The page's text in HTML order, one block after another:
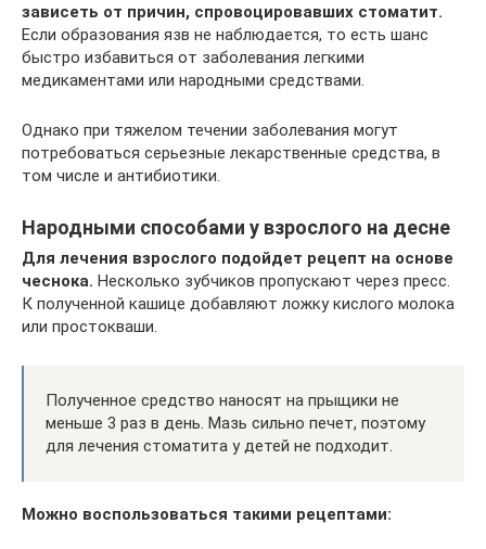
зависеть от причин, спровоцировавших стоматит.
Если образования язв не наблюдается, то есть шанс
быстро избавиться от заболевания легкими
медикаментами или народными средствами.
Однако при тяжелом течении заболевания могут
потребоваться серьезные лекарственные средства, в
том числе и антибиотики.
Народными способами у взрослого на десне
Для лечения взрослого подойдет рецепт на основе
чеснока. Несколько зубчиков пропускают через пресс.
К полученной кашице добавляют ложку кислого молока
или простокваши.
Полученное средство наносят на прыщики не
меньше 3 раз в день. Мазь сильно печет, поэтому
для лечения стоматита у детей не подходит.
Можно воспользоваться такими рецептами: